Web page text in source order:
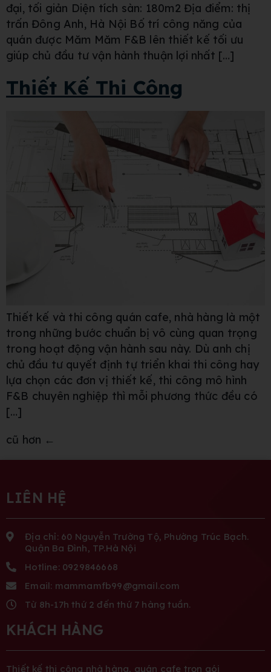
đại, tối giản Diện tích sàn: 180m2 Địa điểm: thị
trấn Đông Anh, Hà Nội Bố trí công năng của
quán được Măm Măm F&B lên thiết kế tối ưu
giúp chủ đầu tư vận hành thuận lợi nhất […]
Thiết Kế Thi Công
Thiết kế và thi công quán cafe, nhà hàng là một
trong những bước chuẩn bị vô cùng quan trọng
trong hoạt động vận hành sau này. Dù anh chị
chủ đầu tư quyết định tự triển khai thi công hay
lựa chọn các đơn vị thiết kế, thi công mô hình
F&B chuyên nghiệp thì mỗi phương thức đều có
[…]
cũ hơn ←
LIÊN HỆ
Địa chỉ: 60 Nguyễn Trường Tộ, Phường Trúc Bạch.
Quận Ba Đình, TP.Hà Nội
Hotline: 0929846668
Email: mammamfb99@gmail.com
Từ 8h-17h thứ 2 đến thứ 7 hàng tuần.
KHÁCH HÀNG
Thiết kế thi công nhà hàng, quán cafe trọn gói